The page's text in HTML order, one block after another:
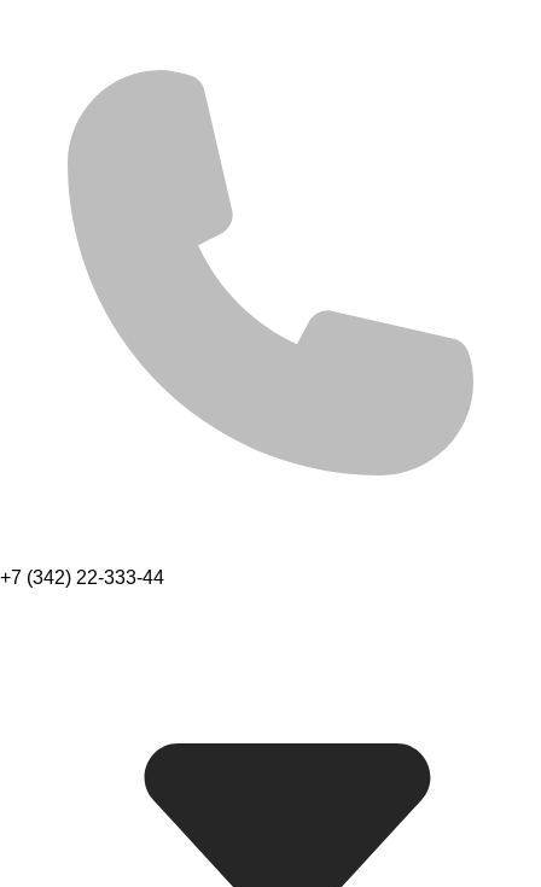
+7 (342) 22-333-44